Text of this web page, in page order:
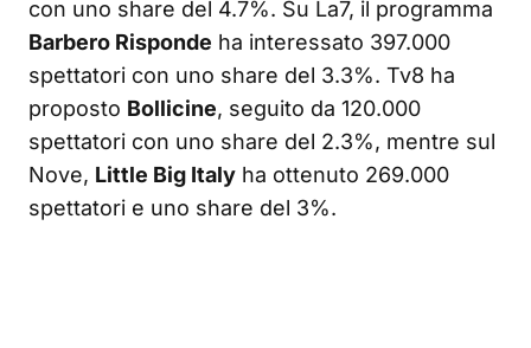
con uno share del 4.7%. Su La7, il programma
Barbero Risponde ha interessato 397.000
spettatori con uno share del 3.3%. Tv8 ha
proposto Bollicine, seguito da 120.000
spettatori con uno share del 2.3%, mentre sul
Nove, Little Big Italy ha ottenuto 269.000
spettatori e uno share del 3%.